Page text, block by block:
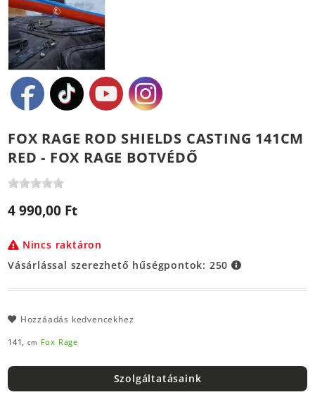
FOX RAGE ROD SHIELDS CASTING 141CM
RED - FOX RAGE BOTVÉDŐ
4 990,00 Ft
Nincs raktáron
Vásárlással szerezhető hűségpontok: 250
Hozzáadás kedvencekhez
141, cm Fox Rage
Szolgáltatásaink